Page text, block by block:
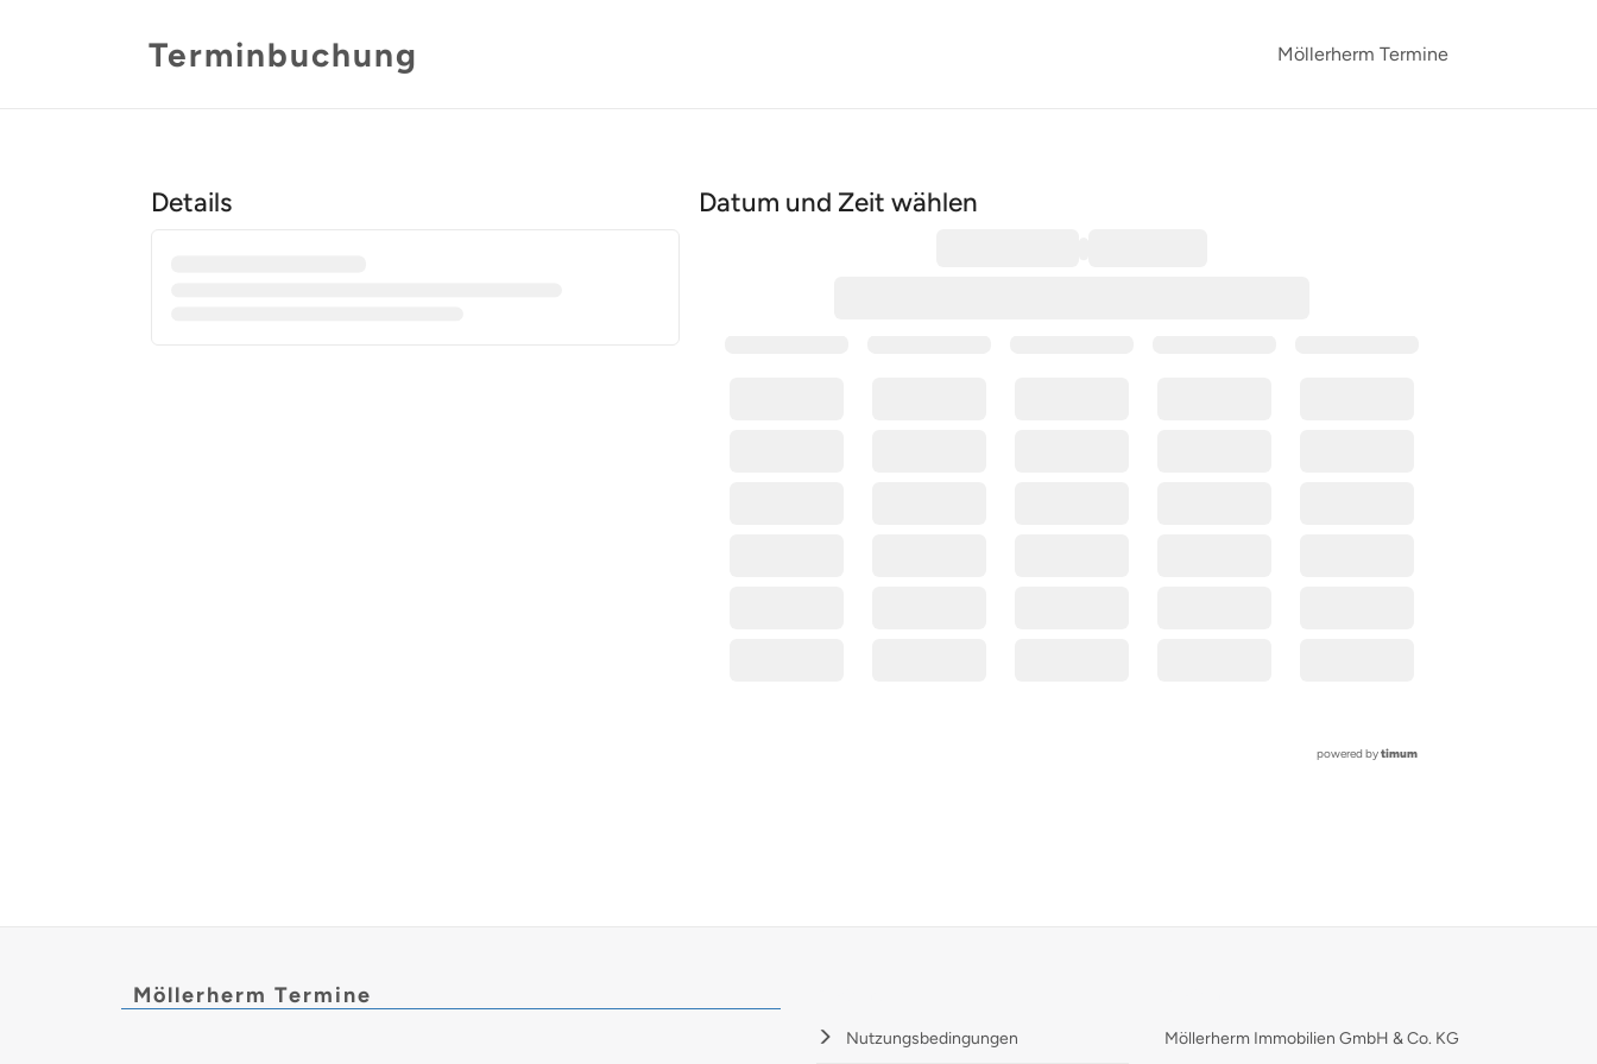
Terminbuchung Möllerherm Termine
Möllerherm Termine
Nutzungsbedingungen Möllerherm Immobilien GmbH & Co. KG